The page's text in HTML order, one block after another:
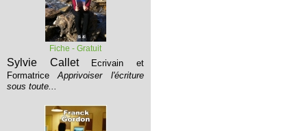
Fiche - Gratuit
Sylvie Callet
Ecrivain et
Formatrice
Apprivoiser l'écriture
sous toute...